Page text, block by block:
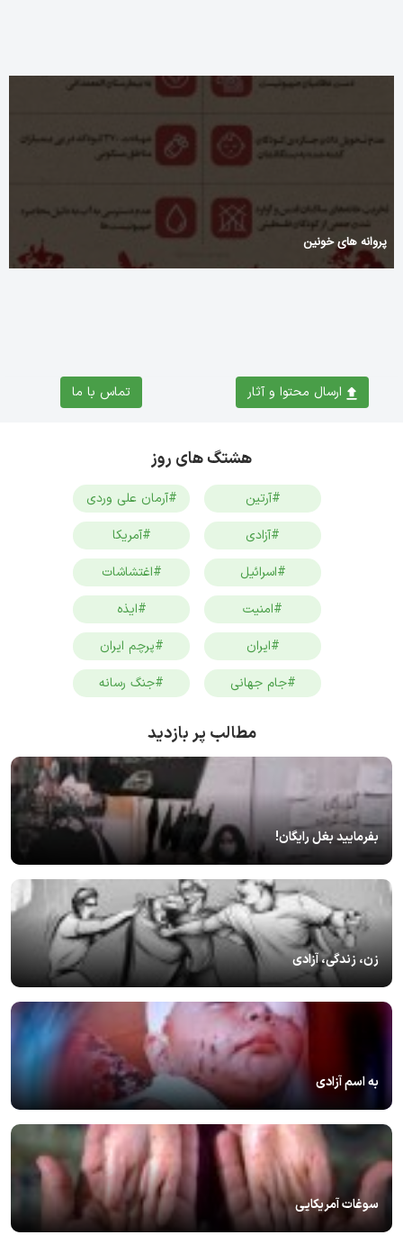
پروانه های خونین
ارسال محتوا و آثار تماس با ما
هشتگ های روز
#آرتین
#آرمان علی وردی
#آزادی
#آمریکا
#اسرائیل
#اغتشاشات
#امنیت
#ایذه
#ایران
#پرچم ایران
#جام جهانی
#جنگ رسانه
مطالب پر بازدید
بفرمایید بغل رایگان!
زن، زندگی، آزادی
به اسم آزادی
سوغات آمریکایی